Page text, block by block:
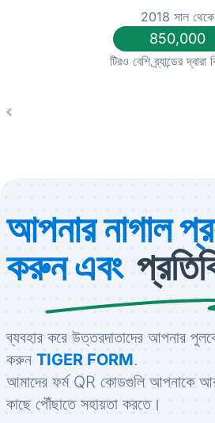
2018 সাল থেকে
850,000
টিরও বেশি ব্র্যান্ডের দ্বারা
আপনার নাগাল
করুন এবং
ব্যবহার করে উত্তরদাতাদের আপনার
করুন TIGER FORM.
আমাদের ফর্ম QR কোডগুলি আপনাকে
কাছে পৌঁছাতে সহায়তা করতে।